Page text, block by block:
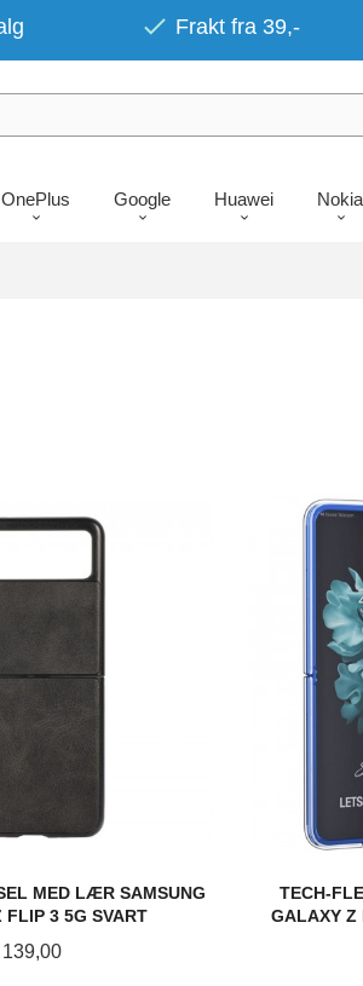
Frakt fra 39,-
OnePlus Google Huawei Nokia
MED LÆR SAMSUNG
FLIP 3 5G SVART
Pris
139,00
TECH-
GALAXY Z